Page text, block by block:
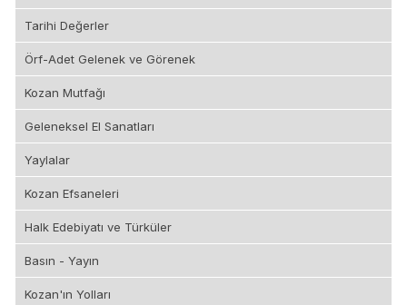
Tarihi Değerler
Örf-Adet Gelenek ve Görenek
Kozan Mutfağı
Geleneksel El Sanatları
Yaylalar
Kozan Efsaneleri
Halk Edebiyatı ve Türküler
Basın - Yayın
Kozan'ın Yolları